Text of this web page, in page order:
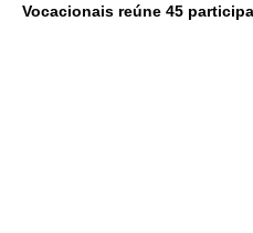
Vocacionais reúne 45